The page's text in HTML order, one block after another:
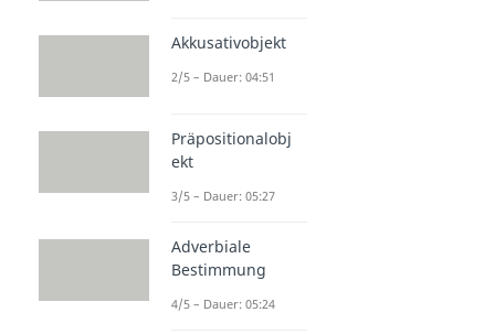
einHaus
Akkusativobjekt
2/5 – Dauer: 04:51
Präpositionalobj
ekt
3/5 – Dauer: 05:27
Adverbiale
Bestimmung
4/5 – Dauer: 05:24